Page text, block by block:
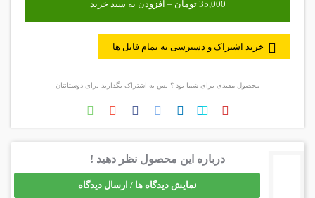
خرید اشتراک و دسترسی به تمام فایل ها
محصول مفیدی برای شما بود ؟ پس به اشتراک بگذارید برای دوستانتان
درباره این محصول نظر دهید !
نمایش دیدگاه ها / ارسال دیدگاه